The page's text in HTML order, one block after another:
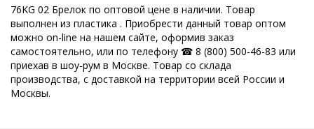
76KG 02 Брелок по оптовой цене в наличии. Товар
выполнен из пластика . Приобрести данный товар оптом
можно on-line на нашем сайте, оформив заказ
самостоятельно, или по телефону ☎ 8 (800) 500-46-83 или
приехав в шоу-рум в Москве. Товар со склада
производства, с доставкой на территории всей России и
Москвы.